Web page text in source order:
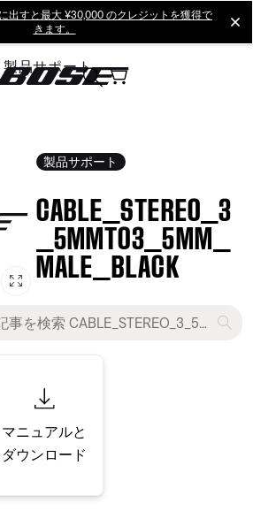
出すと最大 ¥30,000 のクレジットを獲得で
きます。
製品サポート
製品サポート
CABLE_STEREO_3
_5MMTO3_5MM_
MALE_BLACK
マニュアルと
ダウンロード